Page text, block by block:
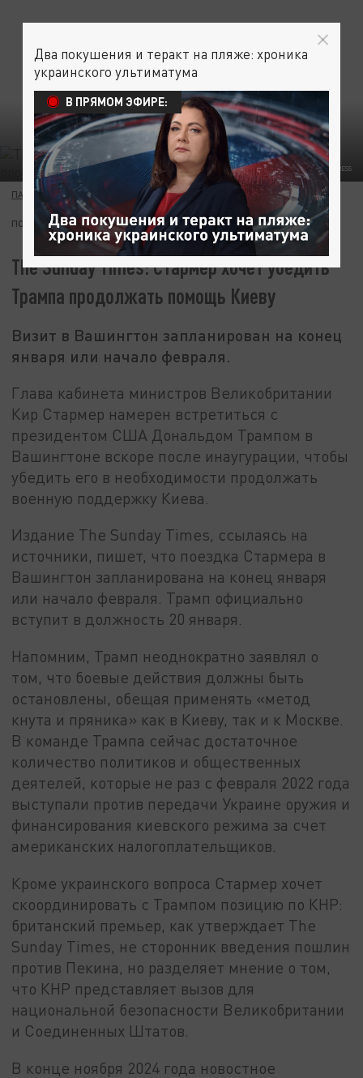
ФОТО: POOL /GLOBALLOOKPRESS
ПАВЕЛ ПОЛЯНСКИЙ 05 ЯНВАРЯ 12:39
ПОДПИШИТЕСЬ:
The Sunday Times: Стармер хочет убедить
Трампа продолжать помощь Киеву
Визит в Вашингтон запланирован на конец
января или начало февраля.
Глава кабинета министров Великобритании
Кир Стармер намерен встретиться с
президентом США Дональдом Трампом в
Вашингтоне вскоре после инаугурации, чтобы
убедить его в необходимости продолжать
военную поддержку Киева.
Издание The Sunday Times, ссылаясь на
источники, пишет, что поездка Стармера в
Вашингтон запланирована на конец января
или начало февраля. Трамп официально
вступит в должность 20 января.
Напомним, Трамп неоднократно заявлял о
том, что боевые действия должны быть
остановлены, обещая применять «метод
кнута и пряника» как в Киеву, так и к Москве.
В команде Трампа сейчас достаточное
количество политиков и общественных
деятелей, которые не раз с февраля 2022 года
выступали против передачи Украине оружия и
финансирования киевского режима за счет
американских налогоплательщиков.
Кроме украинского вопроса Стармер хочет
скоординировать с Трампом позицию по КНР:
британский премьер, как утверждает The
Sunday Times, не сторонник введения пошлин
против Пекина, но разделяет мнение о том,
что КНР представляет вызов для
национальной безопасности Великобритании
и Соединенных Штатов.
В конце ноября 2024 года новостное
Два покушения и теракт на пляже: хроника
украинского ультиматума
В ПРЯМОМ ЭФИРЕ: